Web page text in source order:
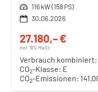
Leistung 116 kW (158 PS)
30.06.2026
27.180,– €
incl. 19% MwSt.
Verbrauch kombiniert:
CO2-Klasse: E
CO2-Emissionen: